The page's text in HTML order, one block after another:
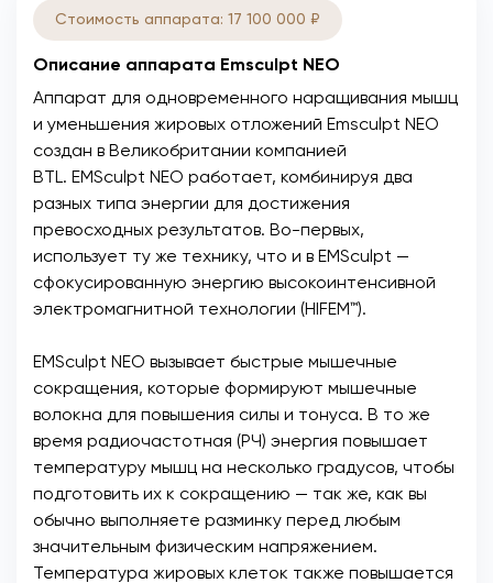
Стоимость аппарата: 17 100 000 ₽
Описание аппарата Emsculpt NEO
Аппарат для одновременного наращивания мышц
и уменьшения жировых отложений Emsculpt NEO
создан в Великобритании компанией
BTL. EMSculpt NEO работает, комбинируя два
разных типа энергии для достижения
превосходных результатов. Во-первых,
использует ту же технику, что и в EMSculpt —
сфокусированную энергию высокоинтенсивной
электромагнитной технологии (HIFEM™).
EMSculpt NEO вызывает быстрые мышечные
сокращения, которые формируют мышечные
волокна для повышения силы и тонуса. В то же
время радиочастотная (РЧ) энергия повышает
температуру мышц на несколько градусов, чтобы
подготовить их к сокращению — так же, как вы
обычно выполняете разминку перед любым
значительным физическим напряжением.
Температура жировых клеток также повышается